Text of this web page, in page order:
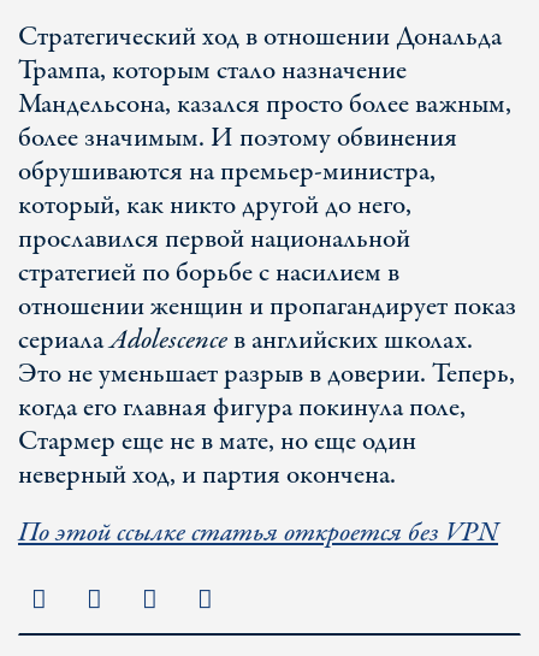
Стратегический ход в отношении Дональда
Трампа, которым стало назначение
Мандельсона, казался просто более важным,
более значимым. И поэтому обвинения
обрушиваются на премьер-министра,
который, как никто другой до него,
прославился первой национальной
стратегией по борьбе с насилием в
отношении женщин и пропагандирует показ
сериалаAdolescenceв английских школах.
Это не уменьшает разрыв в доверии. Теперь,
когда его главная фигура покинула поле,
Стармер еще не в мате, но еще один
неверный ход, и партия окончена.
По этой ссылке статья откроется без VPN